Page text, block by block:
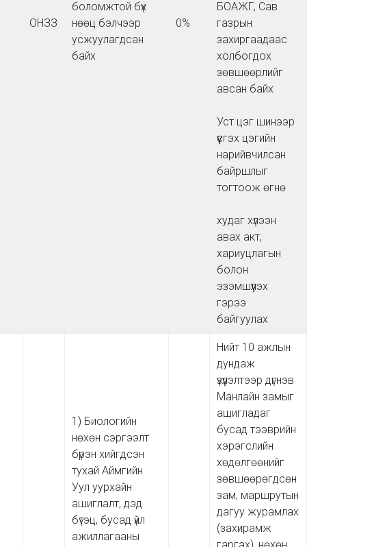
ОНЗЗ
боломжтой бүх
нөөц бэлчээр
усжуулагдсан
байх
0%
БОАЖГ, Сав
газрын
захиргаадаас
холбогдох
зөвшөөрлийг
авсан байх
Уст цэг шинээр
үүсгэх цэгийн
нарийвчилсан
байршлыг
тогтоож өгнө
худаг хүлээн
авах акт,
хариуцлагын
болон
эзэмшүүлэх
гэрээ
байгуулах
1) Биологийн
нөхөн сэргээлт
бүрэн хийгдсэн
тухай Аймгийн
Уул уурхайн
ашиглалт, дэд
бүтэц, бусад үйл
ажиллагааны
Нийт 10 ажлын
дундаж
үзүүлэлтээр дүгнэв
Манлайн замыг
ашигладаг
бусад тээврийн
хэрэгслийн
хөдөлгөөнийг
зөвшөөрөгдсөн
зам, маршрутын
дагуу журамлах
(захирамж